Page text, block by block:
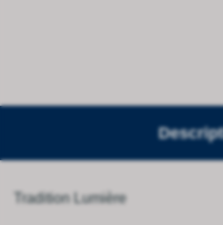
Tradition Lumière